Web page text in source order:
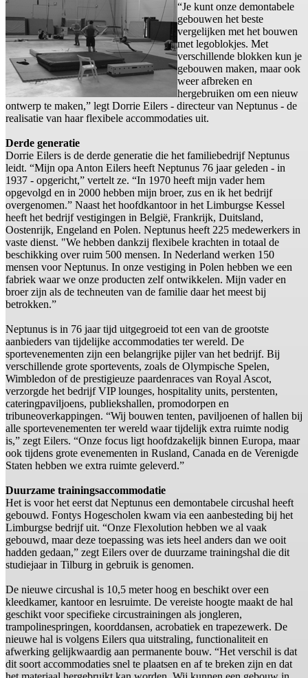
“Je kunt onze demontabele
gebouwen het beste
vergelijken met het bouwen
met legoblokjes. Met
verschillende blokken kun je
gebouwen maken, maar ook
weer afbreken en
hergebruiken om een nieuw
ontwerp te maken,” legt Dorrie Eilers - directeur van Neptunus - de
realisatie van haar flexibele accommodaties uit.
Derde generatie
Dorrie Eilers is de derde generatie die het familiebedrijf Neptunus
leidt. “Mijn opa Anton Eilers heeft Neptunus 76 jaar geleden - in
1937 - opgericht,” vertelt ze. “In 1970 heeft mijn vader hem
opgevolgd en in 2000 hebben mijn broer, zus en ik het bedrijf
overgenomen.” Naast het hoofdkantoor in het Limburgse Kessel
heeft het bedrijf vestigingen in België, Frankrijk, Duitsland,
Oostenrijk, Engeland en Polen. Neptunus heeft 225 medewerkers in
vaste dienst. "We hebben dankzij flexibele krachten in totaal de
beschikking over ruim 500 mensen. In Nederland werken 150
mensen voor Neptunus. In onze vestiging in Polen hebben we een
fabriek waar we onze producten zelf ontwikkelen. Mijn vader en
broer zijn als de techneuten van de familie daar het meest bij
betrokken.”
Neptunus is in 76 jaar tijd uitgegroeid tot een van de grootste
aanbieders van tijdelijke accommodaties ter wereld. De
sportevenementen zijn een belangrijke pijler van het bedrijf. Bij
verschillende grote sportevents, zoals de Olympische Spelen,
Wimbledon of de prestigieuze paardenraces van Royal Ascot,
verzorgde het bedrijf VIP lounges, hospitality units, perstenten,
cateringpaviljoens, publiekshallen, promodorpen en
tribuneoverkappingen. “Wij bouwen tenten, paviljoenen of hallen bij
alle sportevenementen ter wereld waar tijdelijk extra ruimte nodig
is,” zegt Eilers. “Onze focus ligt hoofdzakelijk binnen Europa, maar
ook tijdens grote evenementen in Rusland, Canada en de Verenigde
Staten hebben we extra ruimte geleverd.”
Duurzame trainingsaccommodatie
Het is voor het eerst dat Neptunus een demontabele circushal heeft
gebouwd. Fontys Hogescholen kwam via een aanbesteding bij het
Limburgse bedrijf uit. “Onze Flexolution hebben we al vaak
gebouwd, maar deze toepassing was iets heel anders dan we ooit
hadden gedaan,” zegt Eilers over de duurzame trainingshal die dit
studiejaar in Tilburg in gebruik is genomen.
De nieuwe circushal is 10,5 meter hoog en beschikt over een
kleedkamer, kantoor en lesruimte. De vereiste hoogte maakt de hal
geschikt voor specifieke circustrainingen als jongleren,
trampolinespringen, koorddansen, acrobatiek en trapezewerk. De
nieuwe hal is volgens Eilers qua uitstraling, functionaliteit en
afwerking gelijkwaardig aan permanente bouw. “Het verschil is dat
dit soort accommodaties snel te plaatsen en af te breken zijn en dat